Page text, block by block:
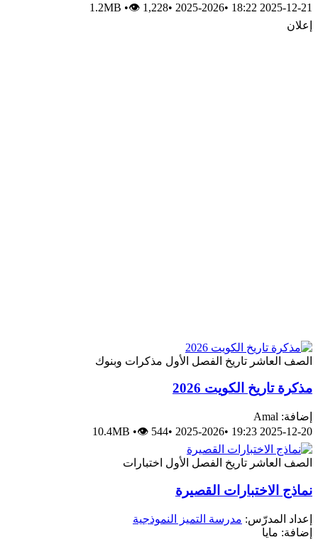
2025-12-21 18:22
•
2025-2026
•
1.2MB •👁 1,228
إعلان
الصف العاشر تاريخ الفصل الأول مذكرات وبنوك
مذكرة تاريخ الكويت 2026
إضافة: Amal
2025-12-20 19:23
•
2025-2026
•
10.4MB •👁 544
الصف العاشر تاريخ الفصل الأول اختبارات
نماذج الاختبارات القصيرة
إعداد المدرّس: مدرسة التميز النموذجية
إضافة: مايا